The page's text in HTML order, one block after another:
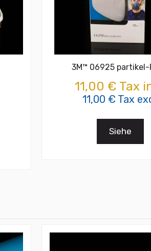
3M™ 06925
11,00 € Tax
11,00 € Tax
Siehe